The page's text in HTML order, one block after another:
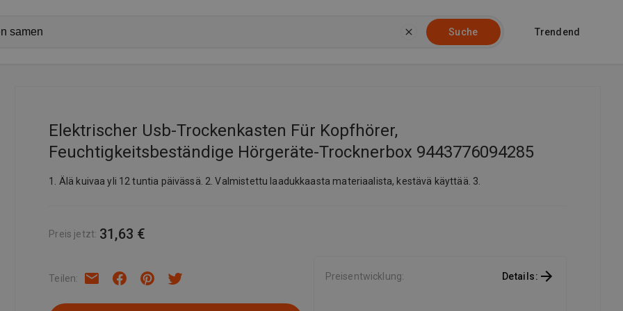
Suche Trendend
Elektrischer Usb-Trockenkasten Für Kopfhörer,
Feuchtigkeitsbeständige Hörgeräte-Trocknerbox 9443776094285
1. Älä kuivaa yli 12 tuntia päivässä. 2. Valmistettu laadukkaasta materiaalista, kestävä käyttää. 3.
Preis jetzt: 31,63 €
Teilen: Preisentwicklung: Details: